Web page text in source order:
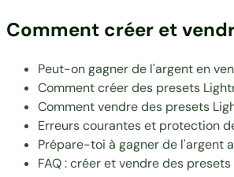
Comment créer et
Peut-on gagner de l'argent en
Comment créer des presets
Comment vendre des presets
Erreurs courantes et protection
Prépare-toi à gagner de l'argent
FAQ : créer et vendre des